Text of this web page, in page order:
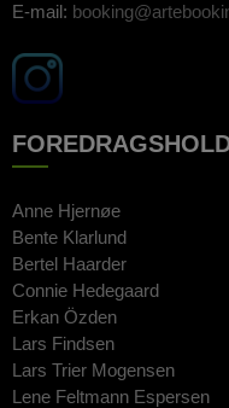
E-mail:
Anne Hjernøe
Bente Klarlund
Bertel Haarder
Connie Hedegaard
Erkan Özden
Lars Findsen
Lars Trier Mogensen
Lene Feltmann Espersen